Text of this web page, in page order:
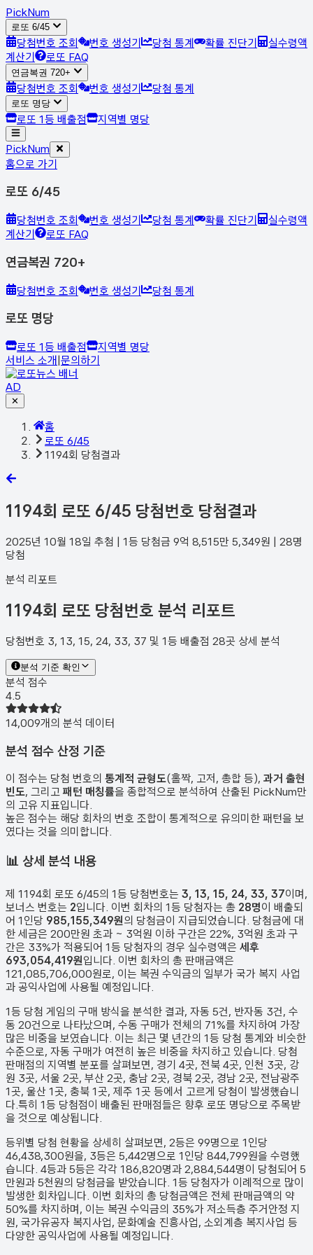
PickNum
로또 6/45
당첨번호 조회 번호 생성기 당첨 통계 확률 진단기
실수령액
계산기
로또 FAQ
연금복권 720+
당첨번호 조회 번호 생성기 당첨 통계
로또 명당
로또 1등 배출점 지역별 명당
PickNum
홈으로 가기
로또 6/45
당첨번호 조회 번호 생성기 당첨 통계 확률 진단기
실수령액
계산기
로또 FAQ
연금복권 720+
당첨번호 조회 번호 생성기 당첨 통계
로또 명당
로또 1등 배출점
지역별 명당
서비스 소개|문의하기
AD
✕
홈
로또 6/45
1194회 당첨결과
1194회 로또 6/45 당첨번호 당첨결과
2025년 10월 18일 추첨 | 1등 당첨금 9억 8,515만 5,349원 | 28명
당첨
분석 리포트
1194회 로또 당첨번호 분석 리포트
당첨번호 3, 13, 15, 24, 33, 37 및 1등 배출점 28곳 상세 분석
분석 기준 확인
분석 점수
4.5
14,009개의 분석 데이터
분석 점수 산정 기준
이 점수는 당첨 번호의 통계적 균형도(홀짝, 고저, 총합 등), 과거 출현
빈도, 그리고 패턴 매칭률을 종합적으로 분석하여 산출된 PickNum만
의 고유 지표입니다.
높은 점수는 해당 회차의 번호 조합이 통계적으로 유의미한 패턴을 보
였다는 것을 의미합니다.
📊 상세 분석 내용
제 1194회 로또 6/45의 1등 당첨번호는 3, 13, 15, 24, 33, 37이며,
보너스 번호는 2입니다. 이번 회차의 1등 당첨자는 총 28명이 배출되
어 1인당 985,155,349원의 당첨금이 지급되었습니다. 당첨금에 대
한 세금은 200만원 초과 ~ 3억원 이하 구간은 22%, 3억원 초과 구
간은 33%가 적용되어 1등 당첨자의 경우 실수령액은 세후
693,054,419원입니다. 이번 회차의 총 판매금액은
121,085,706,000원로, 이는 복권 수익금의 일부가 국가 복지 사업
과 공익사업에 사용될 예정입니다.
1등 당첨 게임의 구매 방식을 분석한 결과, 자동 5건, 반자동 3건, 수
동 20건 으로 나타났으며, 수동 구매가 전체의 71%를 차지하여 가장
많은 비중을 보였습니다. 이는 최근 몇 년간의 1등 당첨 통계와 비슷한
수준으로, 자동 구매가 여전히 높은 비중을 차지하고 있습니다. 당첨
판매점의 지역별 분포를 살펴보면, 경기 4곳, 전북 4곳, 인천 3곳, 강
원 3곳, 서울 2곳, 부산 2곳, 충남 2곳, 경북 2곳, 경남 2곳, 전남광주
1곳, 울산 1곳, 충북 1곳, 제주 1곳 등에서 고르게 당첨이 발생했습니
다. 특히 1등 당첨점이 배출된 판매점들은 향후 로또 명당으로 주목받
을 것으로 예상됩니다.
등위별 당첨 현황을 상세히 살펴보면, 2등은 99명으로 1인당
46,438,300원을, 3등은 5,442명으로 1인당 844,799원을 수령했
습니다. 4등과 5등은 각각 186,820명과 2,884,544명이 당첨되어 5
만원과 5천원의 당첨금을 받았습니다. 1등 당첨자가 이례적으로 많이
발생한 회차입니다. 이번 회차의 총 당첨금액은 전체 판매금액의 약
50%를 차지하며, 이는 복권 수익금의 35%가 저소득층 주거안정 지
원, 국가유공자 복지사업, 문화예술 진흥사업, 소외계층 복지사업 등
다양한 공익사업에 사용될 예정입니다.